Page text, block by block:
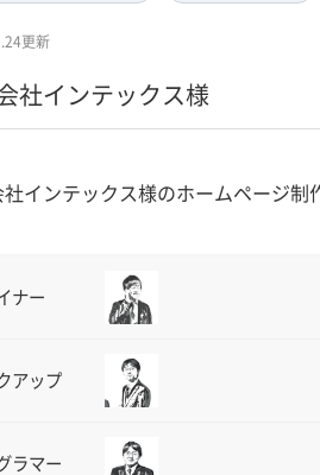
更新
社インテックス様
インテックス様のホームページ制
ナー
アップ
ラマー